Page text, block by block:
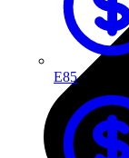
E85